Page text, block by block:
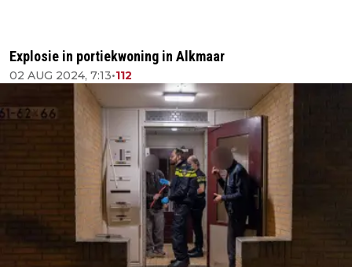
Explosie in portiekwoning in Alkmaar
02 AUG 2024, 7:13•112